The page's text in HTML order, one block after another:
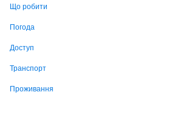
Що робити
Погода
Доступ
Транспорт
Проживання